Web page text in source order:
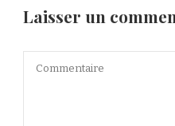
Laisser un